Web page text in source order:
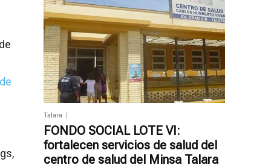
Talara
FONDO SOCIAL LOTE VI:
fortalecen servicios de salud del
centro de salud del Minsa Talara